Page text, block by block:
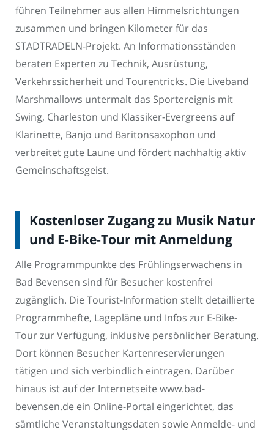
führen Teilnehmer aus allen Himmelsrichtungen
zusammen und bringen Kilometer für das
STADTRADELN-Projekt. An Informationsständen
beraten Experten zu Technik, Ausrüstung,
Verkehrssicherheit und Tourentricks. Die Liveband
Marshmallows untermalt das Sportereignis mit
Swing, Charleston und Klassiker-Evergreens auf
Klarinette, Banjo und Baritonsaxophon und
verbreitet gute Laune und fördert nachhaltig aktiv
Gemeinschaftsgeist.
Kostenloser Zugang zu Musik Natur
und E-Bike-Tour mit Anmeldung
Alle Programmpunkte des Frühlingserwachens in
Bad Bevensen sind für Besucher kostenfrei
zugänglich. Die Tourist-Information stellt detaillierte
Programmhefte, Lagepläne und Infos zur E-Bike-
Tour zur Verfügung, inklusive persönlicher Beratung.
Dort können Besucher Kartenreservierungen
tätigen und sich verbindlich eintragen. Darüber
hinaus ist auf der Internetseite www.bad-
bevensen.de ein Online-Portal eingerichtet, das
sämtliche Veranstaltungsdaten sowie Anmelde- und